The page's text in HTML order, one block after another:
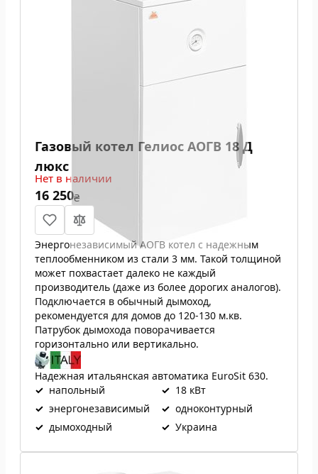
Газовый котел Гелиос АОГВ 18 Д
люкс
Нет в наличии
16 250₴
Энергонезависимый АОГВ котел с надежным
теплообменником из стали 3 мм. Такой толщиной
может похвастает далеко не каждый
производитель (даже из более дорогих аналогов).
Подключается в обычный дымоход,
рекомендуется для домов до 120-130 м.кв.
Патрубок дымохода поворачивается
горизонтально или вертикально.
Надежная итальянская автоматика EuroSit 630.
✓ напольный ✓ 18 кВт
✓ энергонезависимый ✓ одноконтурный
✓ дымоходный ✓ Украина